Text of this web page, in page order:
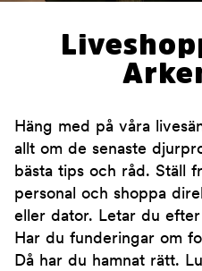
Häng med på våra
allt om de senaste
bästa tips och råd. Ställ
personal och shoppa
eller dator. Letar du
Har du funderingar om
Då har du hamnat rätt.